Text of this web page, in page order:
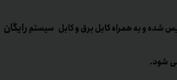
شود.
شده و به همراه کابل برق و کابل سیستم رایگان